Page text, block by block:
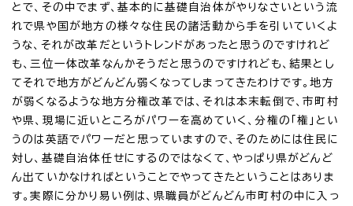
とで、その中でまず、基本的に基礎自治体がやりなさいという流
れで県や国が地方の様々な住民の諸活動から手を引いていくよ
うな、それが改革だというトレンドがあったと思うのですけれど
も、三位一体改革なんかそうだと思うのですけれども、結果とし
てそれで地方がどんどん弱くなってしまってきたわけです。地方
が弱くなるような地方分権改革では、それは本末転倒で、市町村
や県、現場に近いところがパワーを高めていく、分権の「権」とい
うのは英語でパワーだと思っていますので、そのためには住民に
対し、基礎自治体任せにするのではなくて、やっぱり県がどんど
ん出ていかなければということでやってきたということはありま
す。実際に分かり易い例は、県職員がどんどん市町村の中に入っ